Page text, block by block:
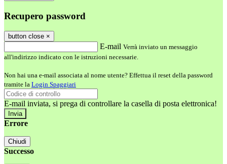
Recupero password
button close ×
E-mail Verrà inviato un messaggio
all'indirizzo indicato con le istruzioni necessarie.
Non hai una e-mail associata al nome utente? Effettua il reset della password
tramite la Login Spaggiari
E-mail inviata, si prega di controllare la casella di posta elettronica!
Errore
Chiudi
Successo